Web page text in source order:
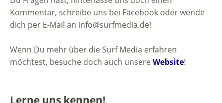
Kommentar, schreibe uns bei Facebook oder wende
dich per E-Mail an info@surfmedia.de!
Wenn Du mehr über die Surf Media erfahren
möchtest, besuche doch auch unsereWebsite!
Lerne uns kennen!